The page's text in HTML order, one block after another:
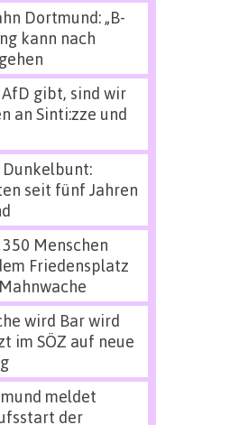
Dortmund: „B-
kann nach
AfD gibt, sind wir
an Sinti:zze und
seit fünf Jahren
350 Menschen
Friedensplatz
wird Bar wird
im SÖZ auf neue
meldet
der